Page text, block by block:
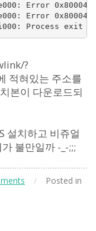
Error
Error
Process exit
?
적혀있는 주소를
본이 다운로드되
설치하고 비쥬얼
불만일까 -_-;;;
/
Posted in